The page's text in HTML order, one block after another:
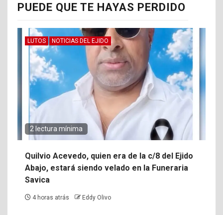
PUEDE QUE TE HAYAS PERDIDO
LUTOS NOTICIAS DEL EJIDO
2 lectura mínima
Quilvio Acevedo, quien era de la c/8 del Ejido
Abajo, estará siendo velado en la Funeraria
Savica
4 horas atrás Eddy Olivo